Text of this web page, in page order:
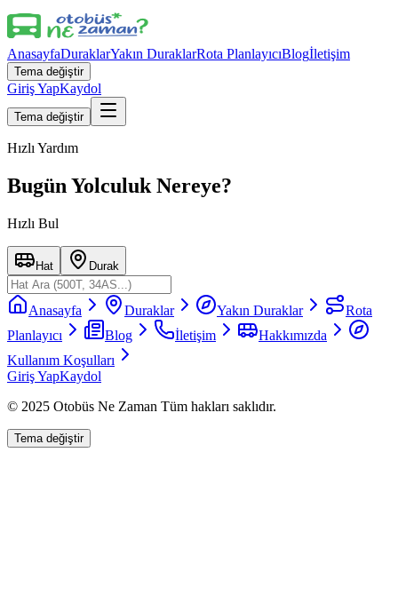
AnasayfaDuraklarYakın DuraklarRota PlanlayıcıBlogİletişim
Tema değiştir
Giriş YapKaydol
Tema değiştir
Hızlı Yardım
Bugün Yolculuk Nereye?
Hızlı Bul
Hat Durak
Anasayfa Duraklar Yakın Duraklar
Rota
Planlayıcı
Blog İletişim
Hakkımızda
Kullanım Koşulları
Giriş YapKaydol
© 2025 Otobüs Ne Zaman Tüm hakları saklıdır.
Tema değiştir